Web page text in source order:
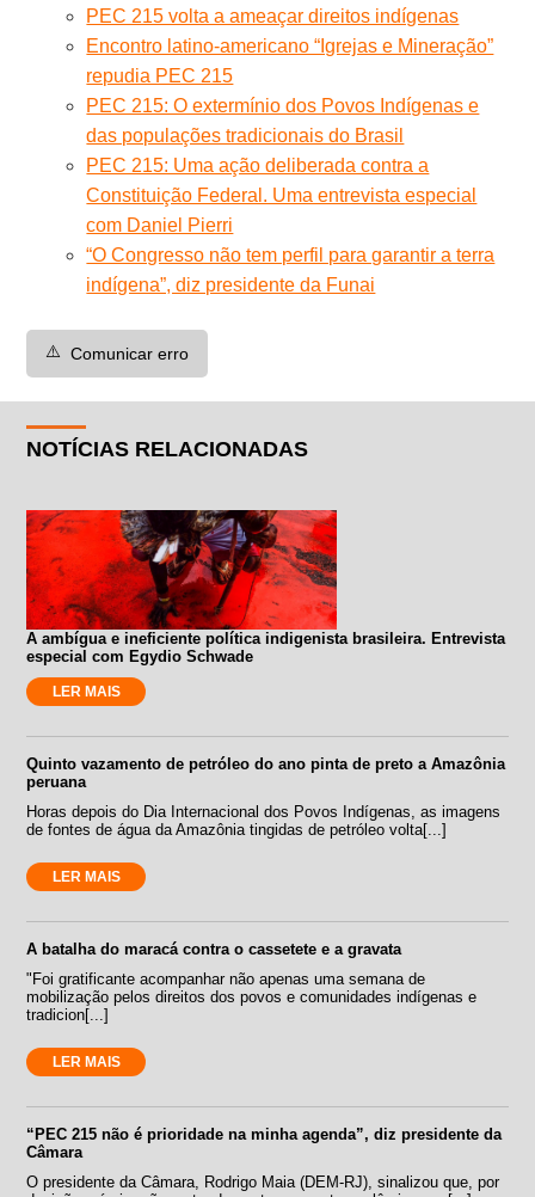
PEC 215 volta a ameaçar direitos indígenas
Encontro latino-americano “Igrejas e Mineração”
repudia PEC 215
PEC 215: O extermínio dos Povos Indígenas e
das populações tradicionais do Brasil
PEC 215: Uma ação deliberada contra a
Constituição Federal. Uma entrevista especial
com Daniel Pierri
“O Congresso não tem perfil para garantir a terra
indígena”, diz presidente da Funai
⚠️ Comunicar erro
NOTÍCIAS RELACIONADAS
A ambígua e ineficiente política indigenista brasileira. Entrevista
especial com Egydio Schwade
LER MAIS
Quinto vazamento de petróleo do ano pinta de preto a Amazônia
peruana
Horas depois do Dia Internacional dos Povos Indígenas, as imagens
de fontes de água da Amazônia tingidas de petróleo volta[...]
LER MAIS
A batalha do maracá contra o cassetete e a gravata
"Foi gratificante acompanhar não apenas uma semana de
mobilização pelos direitos dos povos e comunidades indígenas e
tradicion[...]
LER MAIS
“PEC 215 não é prioridade na minha agenda”, diz presidente da
Câmara
O presidente da Câmara, Rodrigo Maia (DEM-RJ), sinalizou que, por